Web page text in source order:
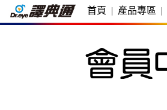
首頁 | 產品專區 |